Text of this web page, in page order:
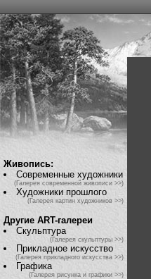
Живопись:
Современные художники
(Галерея современной живописи >>)
Художники прошлого
(Галерея картин художников >>)
Другие ART-галереи
Скульптура
(Галерея скульптуры >>)
Прикладное искусство
(Галерея прикладного искусства >>)
Графика
(Галерея рисунка и графики >>)